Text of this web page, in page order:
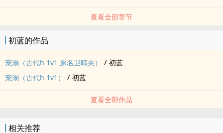
查看全部章节
初蓝的作品
宠溺（古代h ‍‌‍1‍‍‎v‌1‎ 原名卫晴央） / 初蓝
宠溺（古代h ‍‌‍1‍‍‎v‌1‎）
/ 初蓝
查看全部作品
相关推荐